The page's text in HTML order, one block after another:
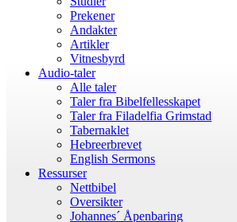
Prekener
Andakter
Artikler
Vitnesbyrd
Audio-taler
Alle taler
Taler fra Bibelfellesskapet
Taler fra Filadelfia Grimstad
Tabernaklet
Hebreerbrevet
English Sermons
Ressurser
Nettbibel
Oversikter
Johannes´ Åpenbaring